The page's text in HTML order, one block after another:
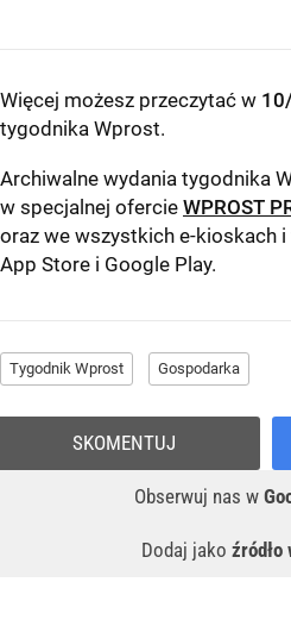
Więcej możesz przeczytać w
tygodnika Wprost.
Archiwalne wydania tygodnika
w specjalnej ofercie WPROST
oraz we wszystkich e-kioskach
App Store i Google Play.
Tygodnik Wprost Gospodarka
Obserwuj nas w
Dodaj jako źródło
SKOMENTUJ